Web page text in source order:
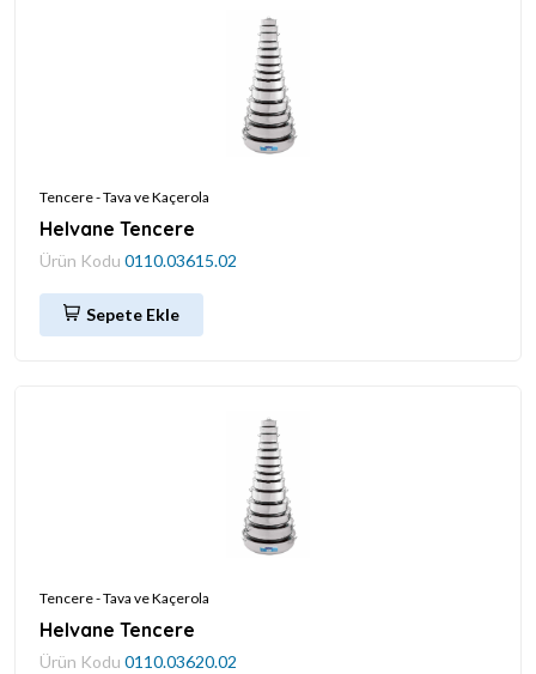
Tencere - Tava ve Kaçerola
Helvane Tencere
Ürün Kodu 0110.03615.02
Sepete Ekle
Tencere - Tava ve Kaçerola
Helvane Tencere
Ürün Kodu 0110.03620.02